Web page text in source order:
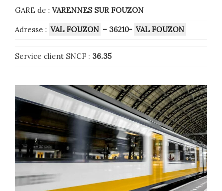
GARE de : VARENNES SUR FOUZON
Adresse : VAL FOUZON – 36210- VAL FOUZON
Service client SNCF : 36.35